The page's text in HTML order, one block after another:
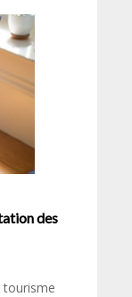
des
tourisme